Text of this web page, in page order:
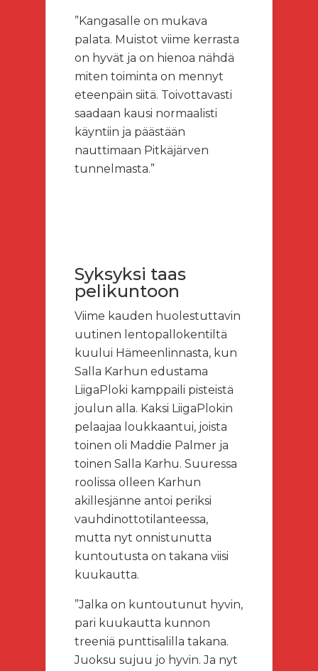
”Kangasalle on mukava
palata. Muistot viime kerrasta
on hyvät ja on hienoa nähdä
miten toiminta on mennyt
eteenpäin siitä. Toivottavasti
saadaan kausi normaalisti
käyntiin ja päästään
nauttimaan Pitkäjärven
tunnelmasta.”
Syksyksi taas
pelikuntoon
Viime kauden huolestuttavin
uutinen lentopallokentiltä
kuului Hämeenlinnasta, kun
Salla Karhun edustama
LiigaPloki kamppaili pisteistä
joulun alla. Kaksi LiigaPlokin
pelaajaa loukkaantui, joista
toinen oli Maddie Palmer ja
toinen Salla Karhu. Suuressa
roolissa olleen Karhun
akillesjänne antoi periksi
vauhdinottotilanteessa,
mutta nyt onnistunutta
kuntoutusta on takana viisi
kuukautta.
”Jalka on kuntoutunut hyvin,
pari kuukautta kunnon
treeniä punttisalilla takana.
Juoksu sujuu jo hyvin. Ja nyt